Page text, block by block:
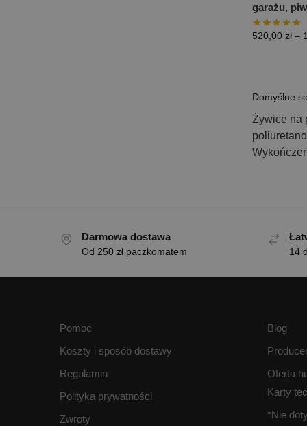
garażu,
520,00 zł –
Żywice na
Darmowa dostawa
Od 250 zł paczkomatem 14
Pomoc
Koszty i sposób dostawy
Regulamin
Polityka prywatności
Zwroty
Blog
Oferta
Karty
*Nie